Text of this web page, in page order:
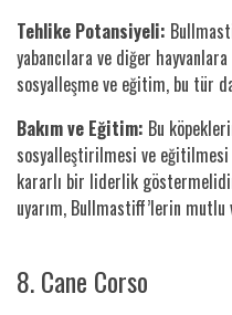
Tehlike Potansiyeli:
yabancılara ve diğer
sosyalleşme ve eğitim, bu tür
Bakım ve Eğitim: Bu
sosyalleştirilmesi ve
kararlı bir liderlik
uyarım, Bullmastiff’lerin mutlu
8. Cane Corso